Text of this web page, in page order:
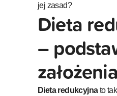
jej zasad?
Dieta
–
założenia
Dieta redukcyjnato